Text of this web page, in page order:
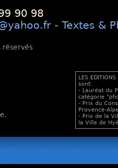
90 98
- Textes &
réservés
LES
sont:
- Lauréat du
catégorie
- Prix du
Provence-
- Prix de la
la Ville de